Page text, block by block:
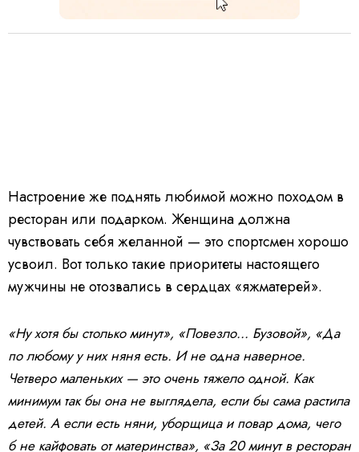
Настроение же поднять любимой можно походом в
ресторан или подарком. Женщина должна
чувствовать себя желанной — это спортсмен хорошо
усвоил. Вот только такие приоритеты настоящего
мужчины не отозвались в сердцах «яжматерей».
«Ну хотя бы столько минут», «Повезло... Бузовой», «Да
по любому у них няня есть. И не одна наверное.
Четверо маленьких — это очень тяжело одной. Как
минимум так бы она не выглядела, если бы сама растила
детей. А если есть няни, уборщица и повар дома, чего
б не кайфовать от материнства», «За 20 минут в ресторан